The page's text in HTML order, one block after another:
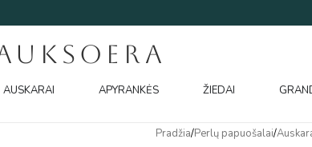
AUSKARAI APYRANKĖS ŽIEDAI
Pradžia/Perlų papuošalai/